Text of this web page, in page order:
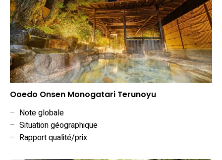
Ooedo Onsen Monogatari Terunoyu
– Note globale
– Situation géographique
– Rapport qualité/prix